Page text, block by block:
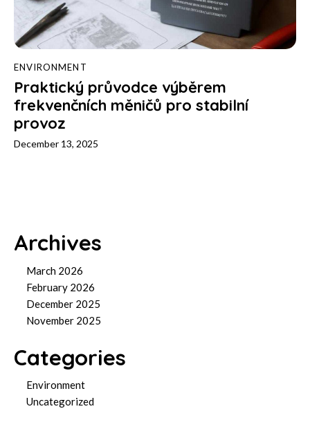
ENVIRONMENT
Praktický průvodce výběrem
frekvenčních měničů pro stabilní
provoz
December 13, 2025
Archives
March 2026
February 2026
December 2025
November 2025
Categories
Environment
Uncategorized